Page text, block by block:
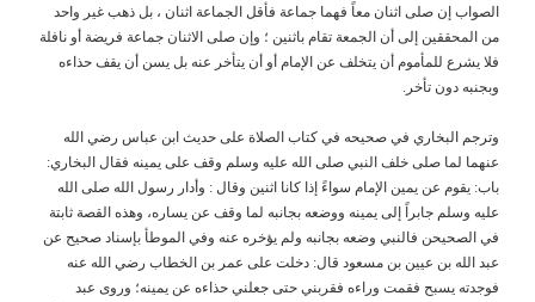
الصواب إن صلى اثنان معاً فهما جماعة فأقل الجماعة اثنان ، بل ذهب غير واحد
من المحققين إلى أن الجمعة تقام باثنين ؛ وإن صلى الاثنان جماعة فريضة أو نافلة
فلا يشرع للمأموم أن يتخلف عن الإمام أو أن يتأخر عنه بل يسن أن يقف حذاءه
وبجنبه دون تأخر.
وترجم البخاري في صحيحه في كتاب الصلاة على حديث ابن عباس رضي الله
عنهما لما صلى خلف النبي صلى الله عليه وسلم وقف على يمينه فقال البخاري:
باب: يقوم عن يمين الإمام سواءً إذا كانا اثنين وقال : وأدار رسول الله صلى الله
عليه وسلم جابراً إلى يمينه ووضعه بجانبه لما وقف عن يساره، وهذه القصة ثابتة
في الصحيحن فالنبي وضعه بجانبه ولم يؤخره عنه وفي الموطأ بإسناد صحيح عن
عبد الله بن عيين بن مسعود قال: دخلت على عمر بن الخطاب رضي الله عنه
فوجدته يسبح فقمت وراءه فقربني حتى جعلني حذاءه عن يمينه؛ وروى عبد